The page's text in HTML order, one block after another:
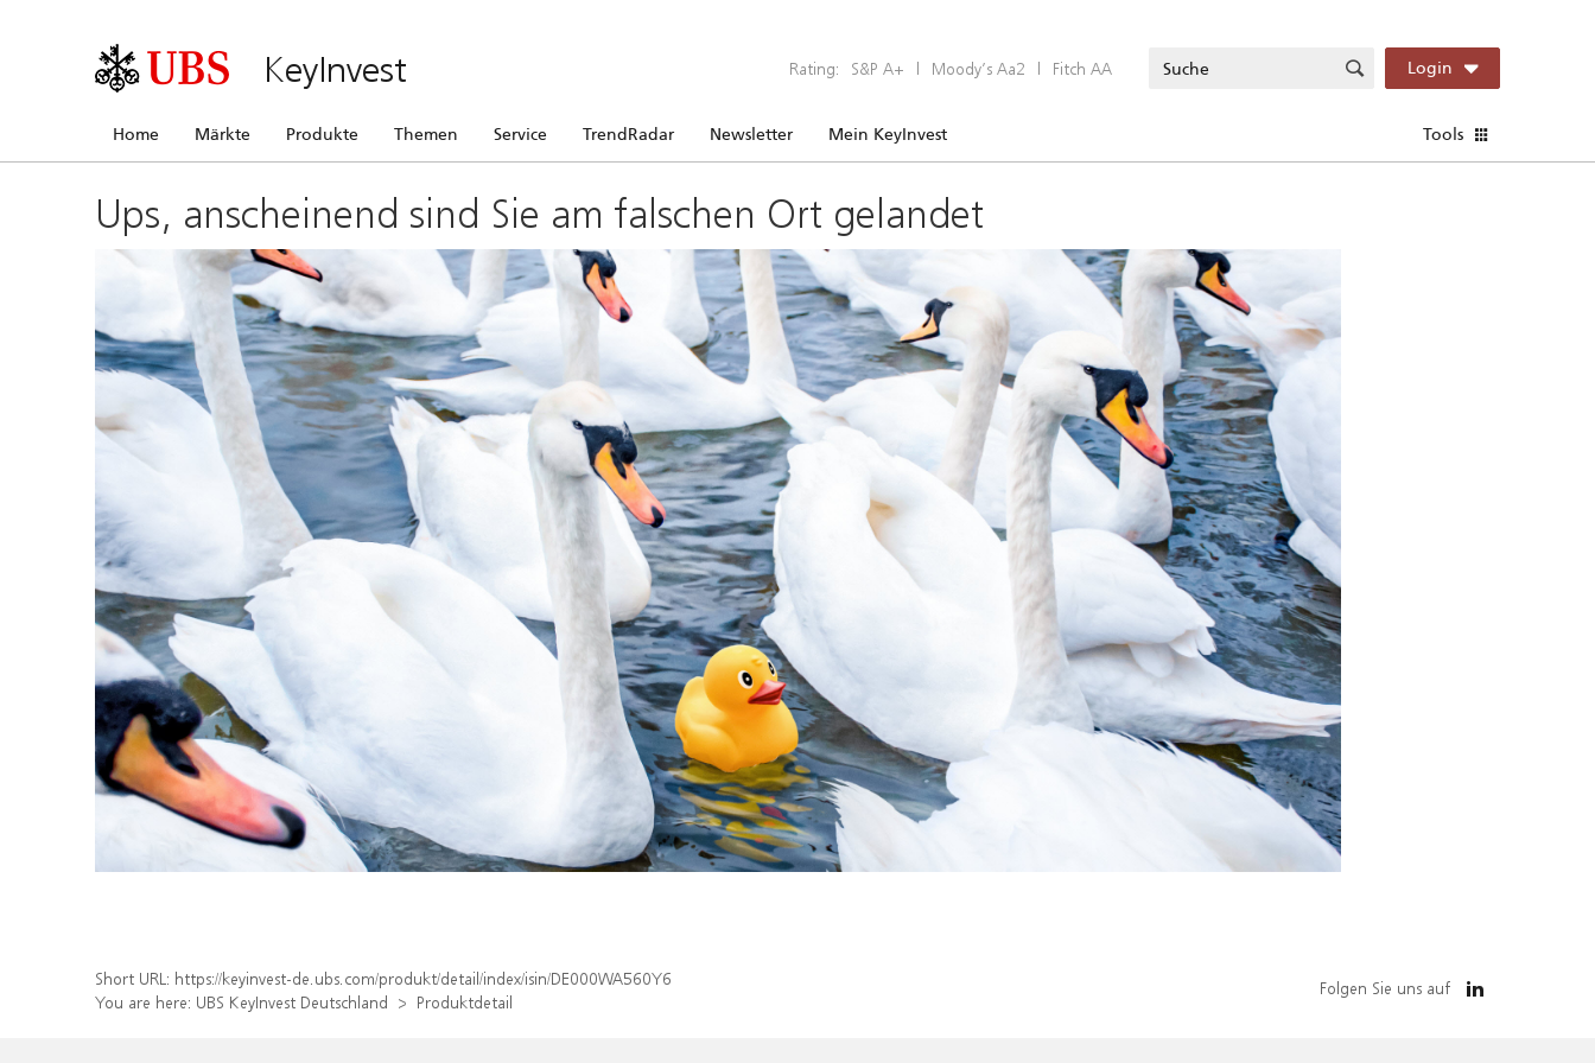
KeyInvest Rating: S&P A+ | Moody’s Aa2 | Fitch AA Login
Home Märkte Produkte Themen Service TrendRadar Newsletter Mein KeyInvest Tools
Ups, anscheinend sind Sie am falschen Ort gelandet
Short URL: https://keyinvest-de.ubs.com/produkt/detail/index/isin/DE000WA560Y6
You are here: UBS KeyInvest Deutschland Produktdetail
Folgen Sie uns auf